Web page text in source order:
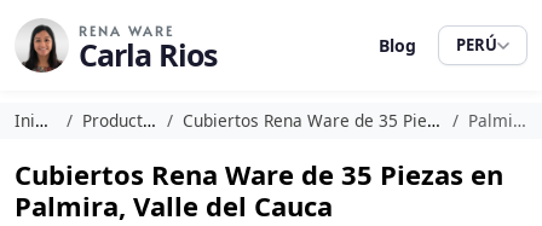
RENA WARE
Carla Rios Blog PERÚ
Inicio Productos Cubiertos Rena Ware de 35 Piezas Palmira
Cubiertos Rena Ware de 35 Piezas en
Palmira, Valle del Cauca